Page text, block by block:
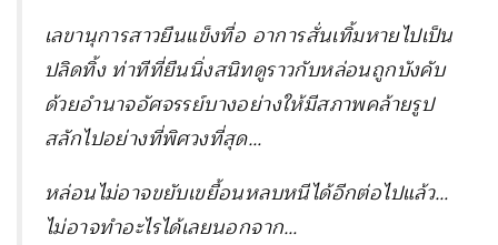
เลขานุการสาวยืนแข็งทื่อ อาการสั่นเทิ้มหายไปเป็น
ปลิดทิ้ง ท่าทีที่ยืนนิ่งสนิทดูราวกับหล่อนถูกบังคับ
ด้วยอำนาจอัศจรรย์บางอย่างให้มีสภาพคล้ายรูป
สลักไปอย่างที่พิศวงที่สุด…
หล่อนไม่อาจขยับเขยื้อนหลบหนีได้อีกต่อไปแล้ว…
ไม่อาจทำอะไรได้เลยนอกจาก…